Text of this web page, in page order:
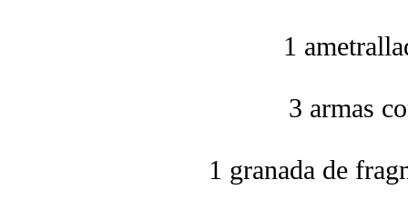
1
3 armas
1 granada de